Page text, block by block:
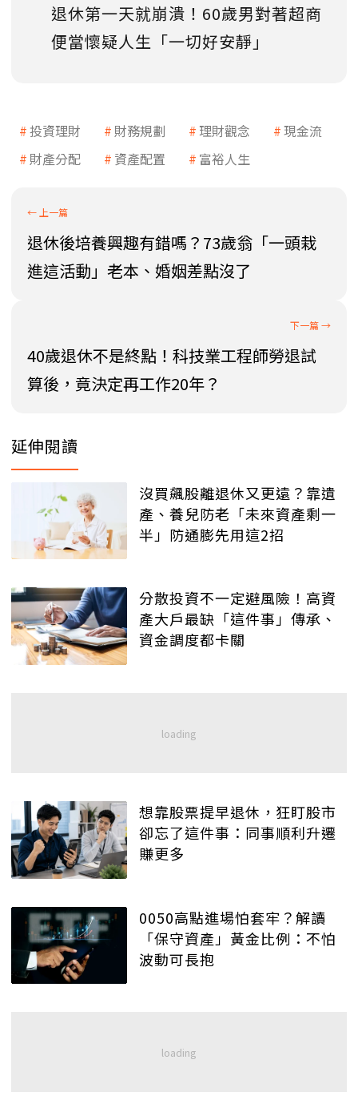
退休第一天就崩潰！60歲男對著超商
便當懷疑人生「一切好安靜」
投資理財 財務規劃 理財觀念
現金流
財產分配
資產配置 富裕人生
退休後培養興趣有錯嗎？73歲翁「一頭栽
進這活動」老本、婚姻差點沒了
40歲退休不是終點！科技業工程師勞退試
算後，竟決定再工作20年？
延伸閱讀
沒買飆股離退休又更遠？靠遺
產、養兒防老「未來資產剩一
半」防通膨先用這2招
分散投資不一定避風險！高資
產大戶最缺「這件事」傳承、
資金調度都卡關
想靠股票提早退休，狂盯股市
卻忘了這件事：同事順利升遷
賺更多
0050高點進場怕套牢？解讀
「保守資產」黃金比例：不怕
波動可長抱